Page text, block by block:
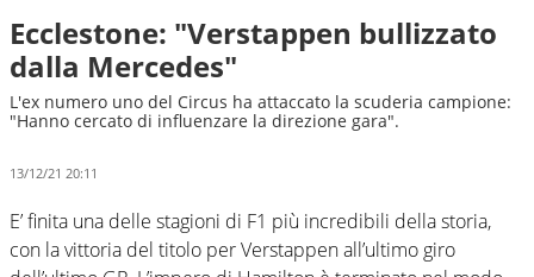
Ecclestone: "Verstappen bullizzato
dalla Mercedes"
L'ex numero uno del Circus ha attaccato la scuderia campione:
"Hanno cercato di influenzare la direzione gara".
13/12/21 20:11
E’ finita una delle stagioni di F1 più incredibili della storia,
con la vittoria del titolo per Verstappen all’ultimo giro